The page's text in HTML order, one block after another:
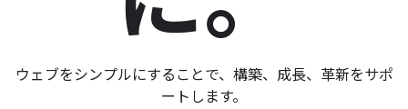
ウェブをシンプルにすることで、構築、成長、革新をサポ
ートします。